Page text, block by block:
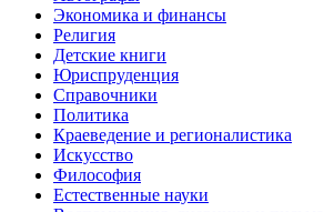
Экономика и финансы
Религия
Детские книги
Юриспруденция
Справочники
Политика
Краеведение и регионалистика
Искусство
Философия
Естественные науки